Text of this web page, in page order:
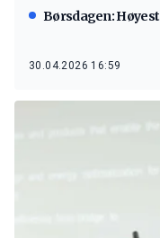
Børsdagen:
30.04.2026 16:59